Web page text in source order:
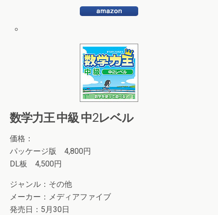
数学力王 中級 中2レベル
価格：
パッケージ版 4,800円
DL板 4,500円
ジャンル：その他
メーカー：メディアファイブ
発売日：5月30日